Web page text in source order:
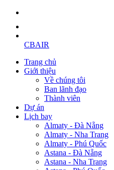
CBAIR
Trang chủ
Giới thiệu
Về chúng tôi
Ban lãnh đạo
Thành viên
Dự án
Lịch bay
Almaty - Đà Nẵng
Almaty - Nha Trang
Almaty - Phú Quốc
Astana - Đà Nẵng
Astana - Nha Trang